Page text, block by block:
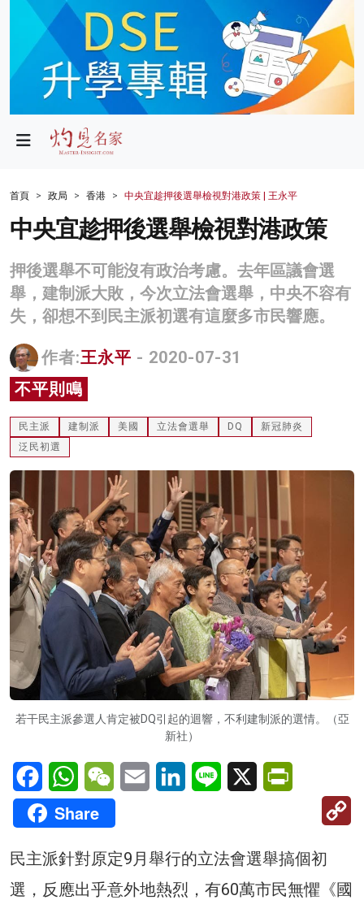
政局
財經
生活
商業
科技
影片
名家榜
灼見活動
關於我們
首頁 政局 香港 中央宜趁押後選舉檢視對港政策 | 王永平
中央宜趁押後選舉檢視對港政策
押後選舉不可能沒有政治考慮。去年區議會選
舉，建制派大敗，今次立法會選舉，中央不容有
失，卻想不到民主派初選有這麼多市民響應。
作者:王永平 - 2020-07-31
不平則鳴
民主派 建制派 美國 立法會選舉 DQ
新冠肺炎
泛民初選
若干民主派參選人肯定被DQ引起的迴響，不利建制派的選情。（亞
新社）
FacebookWhatsAppWeChatEmail LinkedInLine X
Share
民主派針對原定9月舉行的立法會選舉搞個初
選，反應出乎意外地熱烈，有60萬市民無懼《國